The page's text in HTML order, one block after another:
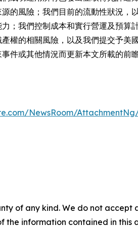
的風險；我們目前的流動性狀況
；我們控制成本和實行營運及預
權的相關風險，以及我們提交予
件或其他情況而更新本文所載的前瞻
NewsRoom/
of any kind. We do not
the information contained in